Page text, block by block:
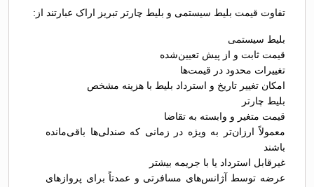
تفاوت قیمت بلیط سیستمی و بلیط چارتر تبریز اراک عبارتند از:
بلیط سیستمی
قیمت ثابت و از پیش تعیین‌شده
تغییرات محدود در قیمت‌ها
امکان تغییر تاریخ و استرداد بلیط با هزینه مشخص
بلیط چارتر
قیمت متغیر و وابسته به تقاضا
معمولاً ارزان‌تر به ویژه در زمانی که صندلی‌ها باقی‌مانده
باشند
غیرقابل استرداد یا با جریمه بیشتر
عرضه توسط آژانس‌های مسافرتی و عمدتاً برای پروازهای